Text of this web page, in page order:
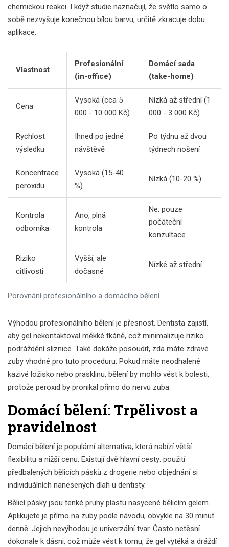
chemickou reakci. I když studie naznačují, že světlo samo o
sobě nezvyšuje konečnou bílou barvu, určitě zkracuje dobu
aplikace.
Porovnání profesionálního a domácího bělení
Vlastnost
Profesionální
(in-office)
Domácí sada
(take-home)
Cena
Vysoká (cca 5
000 - 10 000 Kč)
Nízká až střední (1
000 - 3 000 Kč)
Rychlost
výsledku
Ihned po jedné
návštěvě
Po týdnu až dvou
týdnech nošení
Koncentrace
peroxidu
Vysoká (15-40
%)
Nízká (10-20 %)
Kontrola
odborníka
Ano, plná
kontrola
Ne, pouze
počáteční
konzultace
Riziko
citlivosti
Vyšší, ale
dočasné
Nízké až střední
Výhodou profesionálního bělení je přesnost. Dentista zajistí,
aby gel nekontaktoval měkké tkáně, což minimalizuje riziko
podráždění sliznice. Také dokáže posoudit, zda máte zdravé
zuby vhodné pro tuto proceduru. Pokud máte neodhalené
kazivé ložisko nebo prasklinu, bělení by mohlo vést k bolesti,
protože peroxid by pronikal přímo do nervu zuba.
Domácí bělení: Trpělivost a
pravidelnost
Domácí bělení je populární alternativa, která nabízí větší
flexibilitu a nižší cenu. Existují dvě hlavní cesty: použití
předbalených bělicích pásků z drogerie nebo objednání si
individuálních nanesených dlah u dentisty.
Bělicí pásky jsou tenké pruhy plastu nasycené bělicím gelem.
Aplikujete je přímo na zuby podle návodu, obvykle na 30 minut
denně. Jejich nevýhodou je univerzální tvar. Často netěsní
dokonale k dásni, což může vést k tomu, že gel vytéká a dráždí